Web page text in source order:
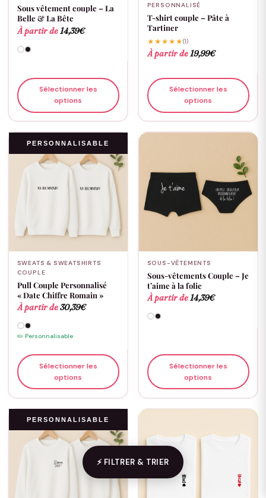
Sous vêtement couple – La
Belle & La Bête
À partir de 14,39€
Sélectionner les
options
PERSONNALISÉ
T-shirt couple – Pâte à
Tartiner
★★★★★(1)
À partir de 19,99€
Sélectionner les
options
PERSONNALISABLE
SWEATS & SWEATSHIRTS
COUPLE
Pull Couple Personnalisé
« Date Chiffre Romain »
À partir de30,39€
✏️ Personnalisable
Sélectionner les
options
SOUS-VÊTEMENTS
Sous-vêtements Couple – Je
t’aime à la folie
À partir de14,39€
Sélectionner les
options
PERSONNALISABLE
⚡ FILTRER & TRIER